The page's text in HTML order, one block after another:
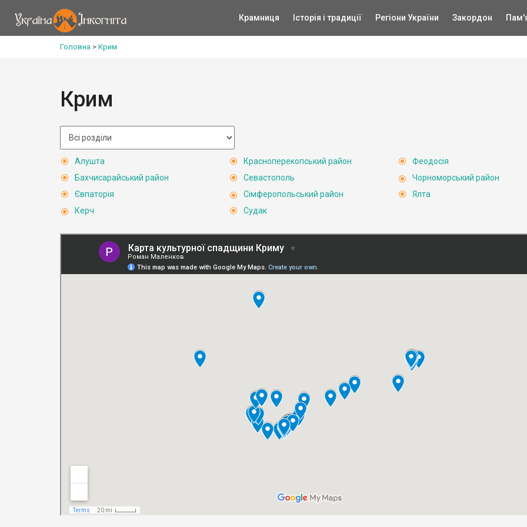
Крамниця Історія і традиції Регіони України Закордон
Головна > Крим
Крим
Алушта
Бахчисарайський район
Євпаторія
Керч
Красноперекопський район
Севастополь
Сімферопольський район
Судак
Феодосія
Чорноморський район
Ялта